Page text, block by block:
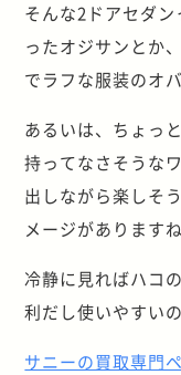
そんな2ドアセダ
ったオジサンとか
でラフな服装のオ
あるいは、ちょっ
持ってなさそうな
出しながら楽しそ
メージがあります
冷静に見ればハコ
利だし使いやすい
サニーの買取専門